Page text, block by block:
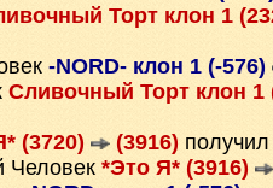
Торт клон 1
-NORD- клон 1 (-576)
Сливочный Торт клон 1
(3720) (3916)
Человек *Это Я* (3916)